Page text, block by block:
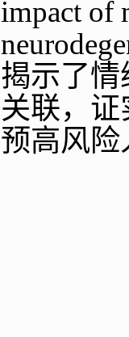
impact of
揭示了
关联，
预高风